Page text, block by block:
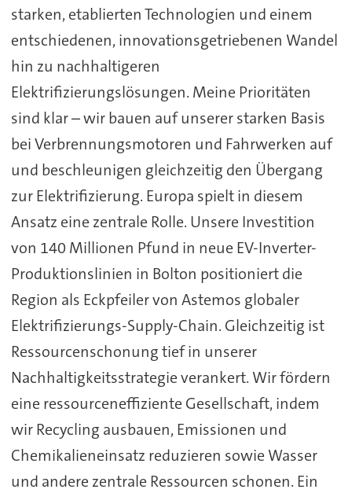
starken, etablierten Technologien und einem
entschiedenen, innovationsgetriebenen Wandel
hin zu nachhaltigeren
Elektrifizierungslösungen. Meine Prioritäten
sind klar – wir bauen auf unserer starken Basis
bei Verbrennungsmotoren und Fahrwerken auf
und beschleunigen gleichzeitig den Übergang
zur Elektrifizierung. Europa spielt in diesem
Ansatz eine zentrale Rolle. Unsere Investition
von 140 Millionen Pfund in neue EV-Inverter-
Produktionslinien in Bolton positioniert die
Region als Eckpfeiler von Astemos globaler
Elektrifizierungs-Supply-Chain. Gleichzeitig ist
Ressourcenschonung tief in unserer
Nachhaltigkeitsstrategie verankert. Wir fördern
eine ressourceneffiziente Gesellschaft, indem
wir Recycling ausbauen, Emissionen und
Chemikalieneinsatz reduzieren sowie Wasser
und andere zentrale Ressourcen schonen. Ein